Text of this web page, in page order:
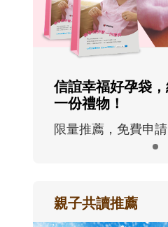
信誼幸福好孕袋
一份禮物！
限量推薦，免費申請
親子共讀推薦